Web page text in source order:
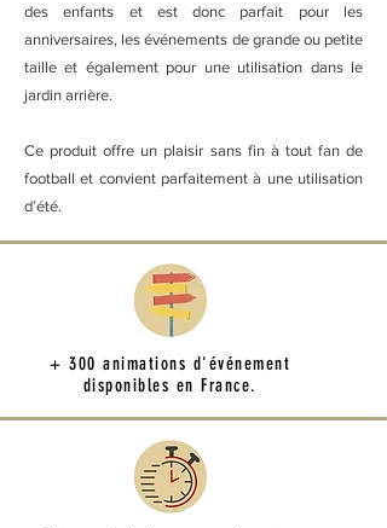
des enfants et est donc parfait pour les
anniversaires, les événements de grande ou petite
taille et également pour une utilisation dans le
jardin arrière.
Ce produit offre un plaisir sans fin à tout fan de
football et convient parfaitement à une utilisation
d’été.
+ 300 animations d'événement
disponibles en France.